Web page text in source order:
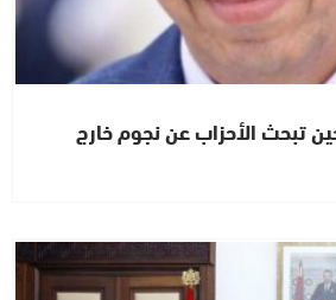
تبحث الأحزاب عن نجوم خارج